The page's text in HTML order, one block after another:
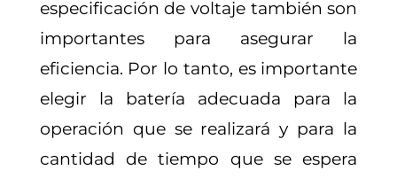
especificación de voltaje también son
importantes para asegurar la
eficiencia. Por lo tanto, es importante
elegir la batería adecuada para la
operación que se realizará y para la
cantidad de tiempo que se espera